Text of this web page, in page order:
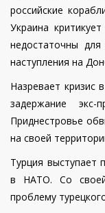
российские
Украина
недостаточны
наступления на
Назревает кризис
задержание
Приднестровье
на своей
Турция выступает
в НАТО. Со
проблему